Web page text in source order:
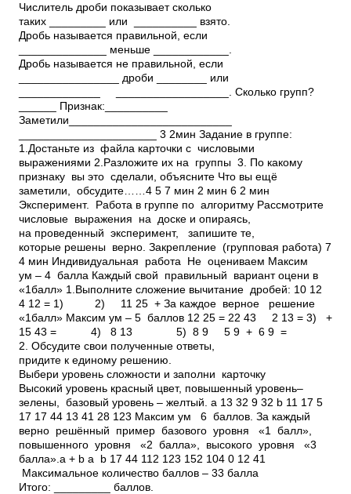
Числитель дроби показывает сколько
таких _________ или __________ взято.
Дробь называется правильной, если
______________ меньше ____________.
Дробь называется не правильной, если
________________ дроби ________ или
_____________ __________________. Сколько групп?
______ Признак:__________
Заметили__________________________
______________________ 3 2мин Задание в группе:
1.Достаньте из файла карточки с числовыми
выражениями 2.Разложите их на группы 3. По какому
признаку вы это сделали, объясните Что вы ещё
заметили, обсудите……4 5 7 мин 2 мин 6 2 мин
Эксперимент. Работа в группе по алгоритму Рассмотрите
числовые выражения на доске и опираясь,
на проведенный эксперимент, запишите те,
которые решены верно. Закрепление (групповая работа) 7
4 мин Индивидуальная работа Не оцениваем Максим
ум – 4 балла Каждый свой правильный вариант оцени в
«1балл» 1.Выполните сложение вычитание дробей: 10 12 ­
4 12 = 1) 2) 11 25 + За каждое верное решение
­«1балл» Максим ум – 5 баллов 12 25 = 22 43 ­ 2 13 = 3) +
15 43 = 4) 8 13 5) 8 9 ­ 5 9 + 6 9 =
2. Обсудите свои полученные ответы,
придите к единому решению.
Выбери уровень сложности и заполни карточку
Высокий уровень­ красный цвет, повышенный уровень–
зелены, базовый уровень – желтый. a 13 32 9 32 b 11 17 5
17 17 44 13 41 28 123 Максим ум ­ 6 баллов. За каждый
верно решённый пример базового уровня ­ «1 балл»,
повышенного уровня ­ «2 балла», высокого уровня ­ «3
балла».a + b a ­ b 17 44 112 123 152 104 0 12 41
Максимальное количество баллов – 33 балла
Итого: _________ баллов.